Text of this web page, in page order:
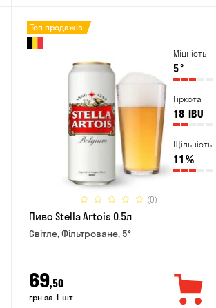
Міцність
5°
Гіркота
18 IBU
Щільність
11 %
(0)
Топ продажів
Пиво Stella Artois 0.5л
Світле, Фільтроване, 5°
69,50
грн за 1 шт